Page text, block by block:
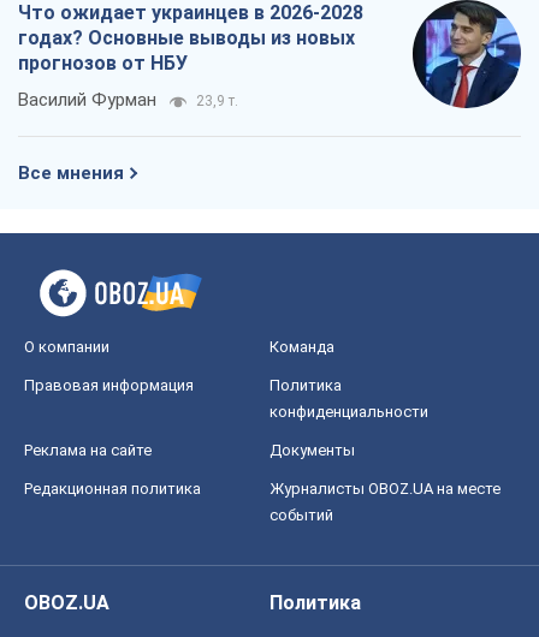
Что ожидает украинцев в 2026-2028
годах? Основные выводы из новых
прогнозов от НБУ
Василий Фурман 23,9 т.
Все мнения
О компании Команда
Правовая информация
Политика
конфиденциальности
Реклама на сайте Документы
Редакционная политика
Журналисты OBOZ.UA на месте
событий
OBOZ.UA
Политика